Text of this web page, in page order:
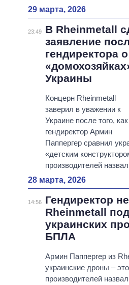
29 марта, 2026
23:49
В Rheinmetall
заявление
гендиректора о
Украины
Концерн Rheinmetall
заверил в уважении к
Украине после того, как
гендиректор Армин
Паппергер сравнил
«детским
производителей
28 марта, 2026
14:56
Гендиректор
Rheinmetall
украинских
БПЛА
Армин Паппергер из
украинские дроны –
производителей